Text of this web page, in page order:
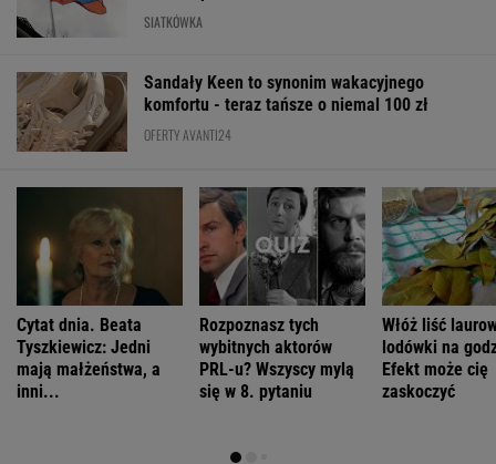
SIATKÓWKA
Sandały Keen to synonim wakacyjnego
komfortu - teraz tańsze o niemal 100 zł
OFERTY AVANTI24
Cytat dnia. Beata
Tyszkiewicz: Jedni
mają małżeństwa, a
inni...
Rozpoznasz tych
wybitnych aktorów
PRL-u? Wszyscy mylą
się w 8. pytaniu
Włóż liść
lodówki na
Efekt może cię
zaskoczyć